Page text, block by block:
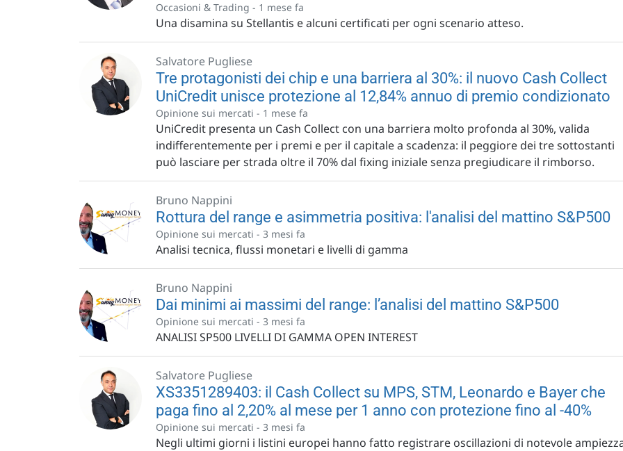
Occasioni & Trading - 1 mese fa
Una disamina su Stellantis e alcuni certificati per ogni scenario atteso.
Salvatore Pugliese
Tre protagonisti dei chip e una barriera al 30%: il nuovo Cash Collect
UniCredit unisce protezione al 12,84% annuo di premio condizionato
Opinione sui mercati - 1 mese fa
UniCredit presenta un Cash Collect con una barriera molto profonda al 30%, valida
indifferentemente per i premi e per il capitale a scadenza: il peggiore dei tre sottostanti
può lasciare per strada oltre il 70% dal fixing iniziale senza pregiudicare il rimborso.
Bruno Nappini
Rottura del range e asimmetria positiva: l'analisi del mattino S&P500
Opinione sui mercati - 3 mesi fa
Analisi tecnica, flussi monetari e livelli di gamma
Bruno Nappini
Dai minimi ai massimi del range: l’analisi del mattino S&P500
Opinione sui mercati - 3 mesi fa
ANALISI SP500 LIVELLI DI GAMMA OPEN INTEREST
Salvatore Pugliese
XS3351289403: il Cash Collect su MPS, STM, Leonardo e Bayer che
paga fino al 2,20% al mese per 1 anno con protezione fino al -40%
Opinione sui mercati - 3 mesi fa
Negli ultimi giorni i listini europei hanno fatto registrare oscillazioni di notevole